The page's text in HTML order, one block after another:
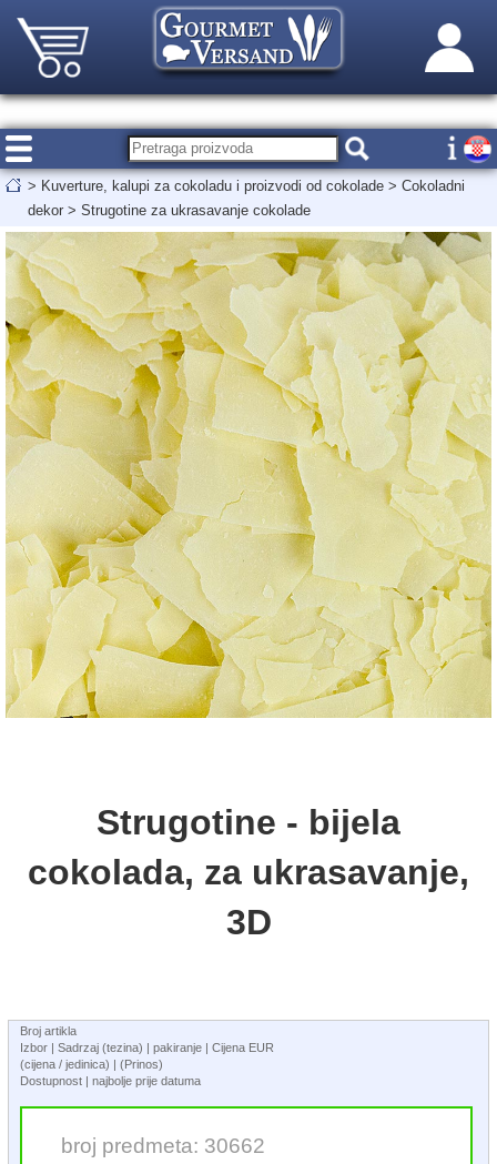
> Kuverture, kalupi za cokoladu i proizvodi od cokolade > Cokoladni
dekor > Strugotine za ukrasavanje cokolade
Strugotine - bijela
cokolada, za ukrasavanje,
3D
Broj artikla
Izbor | Sadrzaj (tezina) | pakiranje | Cijena EUR
(cijena / jedinica) | (Prinos)
Dostupnost | najbolje prije datuma
broj predmeta: 30662